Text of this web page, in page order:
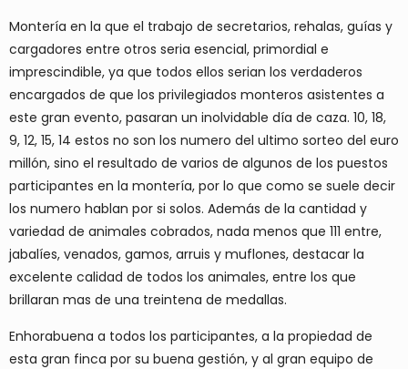
Montería en la que el trabajo de secretarios, rehalas, guías y
cargadores entre otros seria esencial, primordial e
imprescindible, ya que todos ellos serian los verdaderos
encargados de que los privilegiados monteros asistentes a
este gran evento, pasaran un inolvidable día de caza. 10, 18,
9, 12, 15, 14 estos no son los numero del ultimo sorteo del euro
millón, sino el resultado de varios de algunos de los puestos
participantes en la montería, por lo que como se suele decir
los numero hablan por si solos. Además de la cantidad y
variedad de animales cobrados, nada menos que 111 entre,
jabalíes, venados, gamos, arruis y muflones, destacar la
excelente calidad de todos los animales, entre los que
brillaran mas de una treintena de medallas.
Enhorabuena a todos los participantes, a la propiedad de
esta gran finca por su buena gestión, y al gran equipo de